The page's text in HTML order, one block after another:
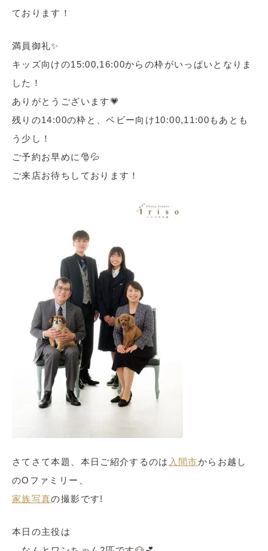
ております！
満員御礼✨
キッズ向けの15:00,16:00からの枠がいっぱいとなりま
した！
ありがとうございます💗
残りの14:00の枠と、ベビー向け10:00,11:00もあとも
う少し！
ご予約お早めに🎅💦
ご来店お待ちしております！
さてさて本題、本日ご紹介するのは 入間市からお越し
のOファミリー、
家族写真の撮影です!
本日の主役は